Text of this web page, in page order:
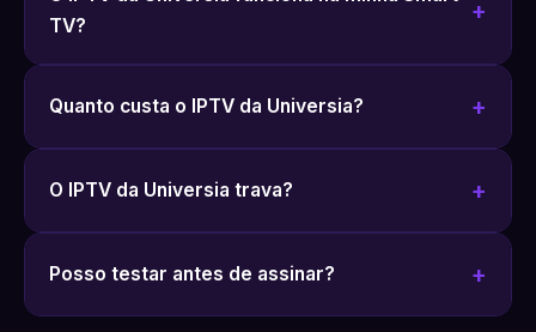
TV?
Quanto custa o IPTV da Universia?
O IPTV da Universia trava?
Posso testar antes de assinar?